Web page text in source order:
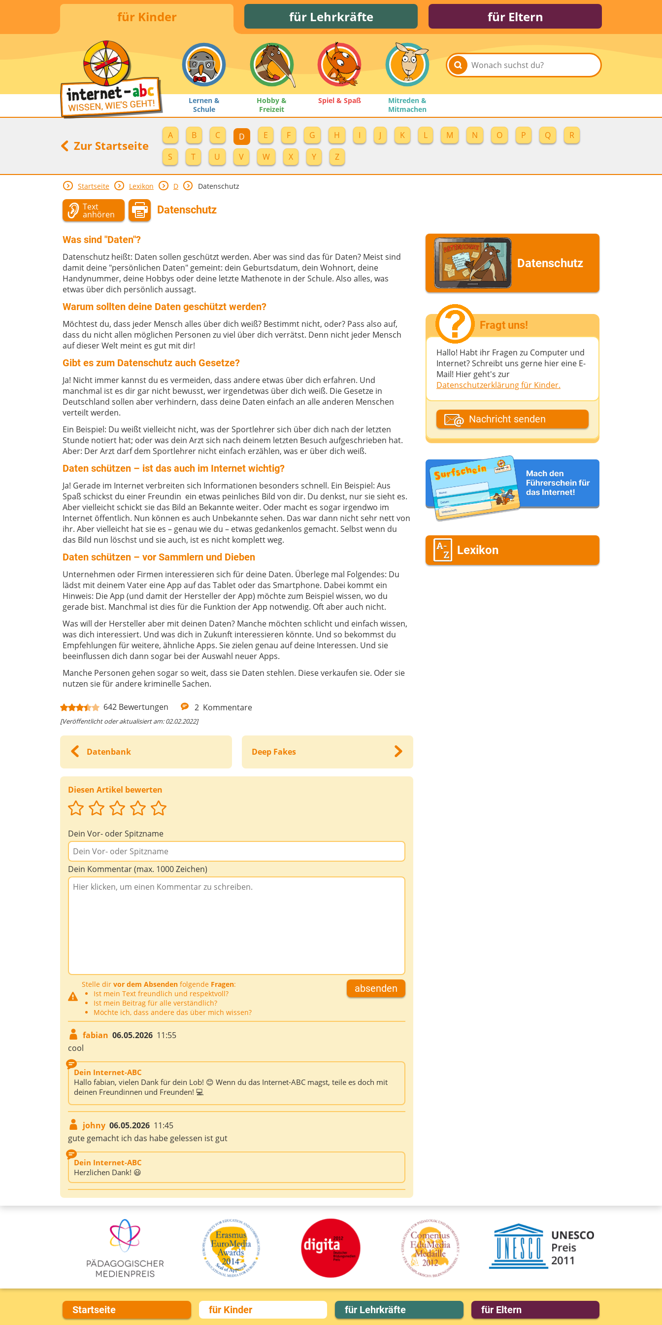
für Kinder für Lehrkräfte für Eltern
Lernen &
Schule
Hobby &
Freizeit
Spiel & Spaß
Mitreden &
Mitmachen
Zur Startseite
A B C D E F G H I J K L M N O P Q
R
S
T U V W X Y Z
Startseite Lexikon D Datenschutz
Text
anhören Datenschutz
Was sind "Daten"?
Datenschutz heißt: Daten sollen geschützt werden. Aber was sind das für Daten? Meist sind
damit deine "persönlichen Daten" gemeint: dein Geburtsdatum, dein Wohnort, deine
Handynummer, deine Hobbys oder deine letzte Mathenote in der Schule. Also alles, was
etwas über dich persönlich aussagt.
Warum sollten deine Daten geschützt werden?
Möchtest du, dass jeder Mensch alles über dich weiß? Bestimmt nicht, oder? Pass also auf,
dass du nicht allen möglichen Personen zu viel über dich verrätst. Denn nicht jeder Mensch
auf dieser Welt meint es gut mit dir!
Gibt es zum Datenschutz auch Gesetze?
Ja! Nicht immer kannst du es vermeiden, dass andere etwas über dich erfahren. Und
manchmal ist es dir gar nicht bewusst, wer irgendetwas über dich weiß. Die Gesetze in
Deutschland sollen aber verhindern, dass deine Daten einfach an alle anderen Menschen
verteilt werden.
Ein Beispiel: Du weißt vielleicht nicht, was der Sportlehrer sich über dich nach der letzten
Stunde notiert hat; oder was dein Arzt sich nach deinem letzten Besuch aufgeschrieben hat.
Aber: Der Arzt darf dem Sportlehrer nicht einfach erzählen, was er über dich weiß.
Daten schützen – ist das auch im Internet wichtig?
Ja! Gerade im Internet verbreiten sich Informationen besonders schnell. Ein Beispiel: Aus
Spaß schickst du einer Freundin ein etwas peinliches Bild von dir. Du denkst, nur sie sieht es.
Aber vielleicht schickt sie das Bild an Bekannte weiter. Oder macht es sogar irgendwo im
Internet öffentlich. Nun können es auch Unbekannte sehen. Das war dann nicht sehr nett von
ihr. Aber vielleicht hat sie es – genau wie du – etwas gedankenlos gemacht. Selbst wenn du
das Bild nun löschst und sie auch, ist es nicht komplett weg.
Daten schützen – vor Sammlern und Dieben
Unternehmen oder Firmen interessieren sich für deine Daten. Überlege mal Folgendes: Du
lädst mit deinem Vater eine App auf das Tablet oder das Smartphone. Dabei kommt ein
Hinweis: Die App (und damit der Hersteller der App) möchte zum Beispiel wissen, wo du
gerade bist. Manchmal ist dies für die Funktion der App notwendig. Oft aber auch nicht.
Was will der Hersteller aber mit deinen Daten? Manche möchten schlicht und einfach wissen,
was dich interessiert. Und was dich in Zukunft interessieren könnte. Und so bekommst du
Empfehlungen für weitere, ähnliche Apps. Sie zielen genau auf deine Interessen. Und sie
beeinflussen dich dann sogar bei der Auswahl neuer Apps.
Manche Personen gehen sogar so weit, dass sie Daten stehlen. Diese verkaufen sie. Oder sie
nutzen sie für andere kriminelle Sachen.
642 Bewertungen 2 Kommentare
[Veröffentlicht oder aktualisiert am: 02.02.2022]
Datenbank Deep Fakes
Diesen Artikel bewerten
Dein Vor- oder Spitzname
Dein Kommentar (max. 1000 Zeichen)
Stelle dir vor dem Absenden folgende Fragen:
Ist mein Text freundlich und respektvoll?
Ist mein Beitrag für alle verständlich?
Möchte ich, dass andere das über mich wissen?
absenden
fabian 06.05.2026 11:55
cool
Dein Internet-ABC
Hallo fabian, vielen Dank für dein Lob! 😊 Wenn du das Internet-ABC magst, teile es doch mit
deinen Freundinnen und Freunden! 💻
johny 06.05.2026 11:45
gute gemacht ich das habe gelessen ist gut
Dein Internet-ABC
Herzlichen Dank! 😃
Datenschutz
Fragt uns!
Hallo! Habt ihr Fragen zu Computer und
Internet? Schreibt uns gerne hier eine E-
Mail! Hier geht's zur
Datenschutzerklärung für Kinder.
Dein Fantasiename
Deine E-Mail-Adresse (wenn du eine
Antwort möchtest)
Deine Nachricht
Nachricht senden
Lexikon
Startseite für Kinder für Lehrkräfte für Eltern